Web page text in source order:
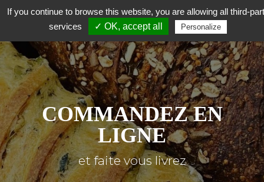
COMMANDEZ EN
LIGNE
et faite vous livrez
If you continue to browse this website, you are allowing all third-
services
✓ OK, accept all Personalize